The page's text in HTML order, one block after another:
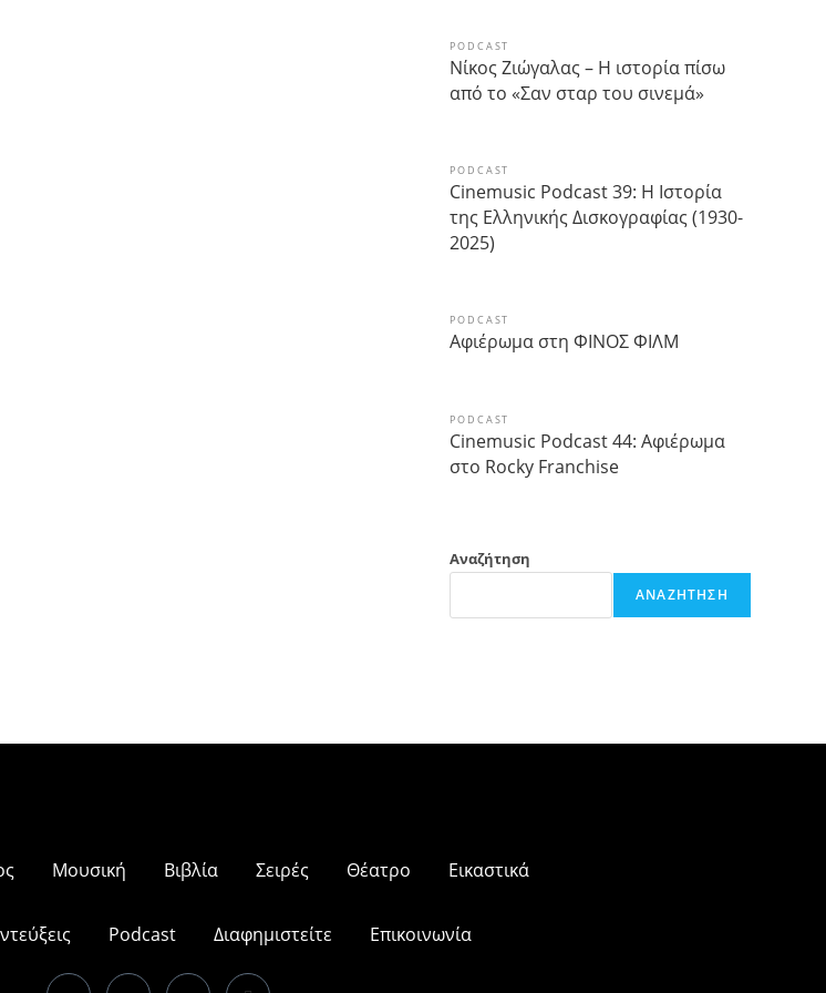
PODCAST
Νίκος Ζιώγαλας – Η ιστορία πίσω
από το «Σαν σταρ του σινεμά»
PODCAST
Cinemusic Podcast 39: Η Ιστορία
της Ελληνικής Δισκογραφίας (1930-
2025)
PODCAST
Αφιέρωμα στη ΦΙΝΟΣ ΦΙΛΜ
PODCAST
Cinemusic Podcast 44: Αφιέρωμα
στο Rocky Franchise
Αναζήτηση
ΑΝΑΖΉΤΗΣΗ
Μουσική Βιβλία Σειρές Θέατρο Εικαστικά
Podcast Διαφημιστείτε Επικοινωνία